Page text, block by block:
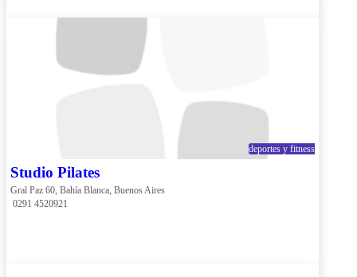
deportes y fitness
Studio Pilates
Gral Paz 60, Bahía Blanca, Buenos Aires
0291 4520921